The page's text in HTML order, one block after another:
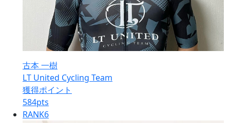
古本 一樹
LT United Cycling Team
獲得ポイント
584pts
RANK6